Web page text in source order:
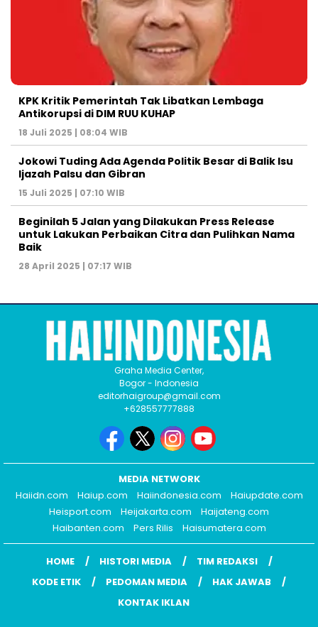
KPK Kritik Pemerintah Tak Libatkan Lembaga
Antikorupsi di DIM RUU KUHAP
18 Juli 2025 | 08:04 WIB
Jokowi Tuding Ada Agenda Politik Besar di Balik Isu
Ijazah Palsu dan Gibran
15 Juli 2025 | 07:10 WIB
Beginilah 5 Jalan yang Dilakukan Press Release
untuk Lakukan Perbaikan Citra dan Pulihkan Nama
Baik
28 April 2025 | 07:17 WIB
Graha Media Center,
Bogor - Indonesia
editorhaigroup@gmail.com
+628557777888
MEDIA NETWORK
Haiidn.com
Haiup.com Haiindonesia.com
Haiupdate.com
Heisport.com
Heijakarta.com
Haijateng.com
Haibanten.com
Pers Rilis Haisumatera.com
HOME HISTORI MEDIA
TIM REDAKSI
KODE ETIK
PEDOMAN MEDIA
HAK JAWAB
KONTAK IKLAN